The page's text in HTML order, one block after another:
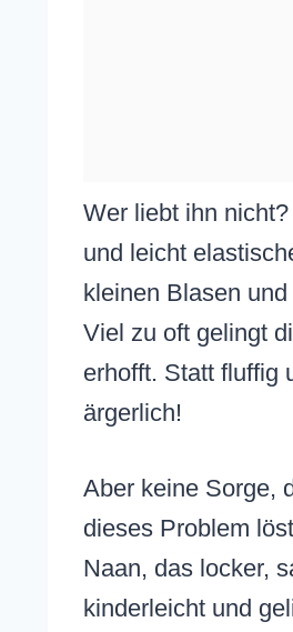
Wer liebt ihn
und leicht
kleinen Blasen
Viel zu oft gelingt
erhofft. Statt fluffig
ärgerlich!
Aber keine Sorge,
dieses Problem
Naan, das locker,
kinderleicht und